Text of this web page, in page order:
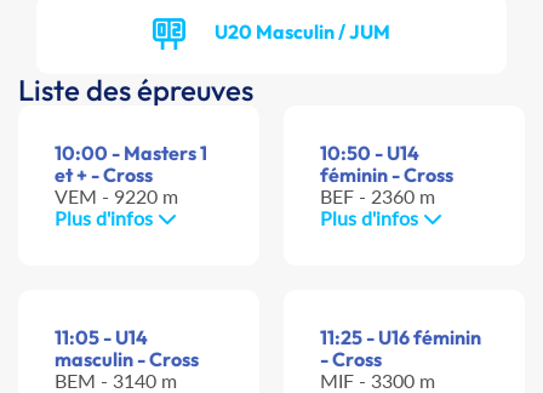
U20 Masculin / JUM
Liste des épreuves
10:00 - Masters 1
et + - Cross
VEM - 9220 m
Plus d'infos
10:50 - U14
féminin - Cross
BEF - 2360 m
Plus d'infos
11:05 - U14
masculin - Cross
BEM - 3140 m
11:25 - U16 féminin
- Cross
MIF - 3300 m